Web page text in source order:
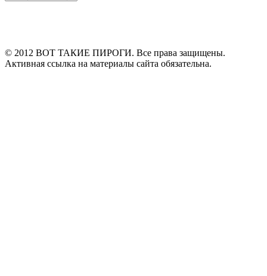
© 2012 ВОТ ТАКИЕ ПИРОГИ. Все права защищены.
Активная ссылка на материалы сайта обязательна.